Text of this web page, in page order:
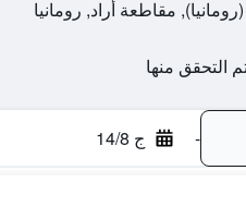
- ج 14/8